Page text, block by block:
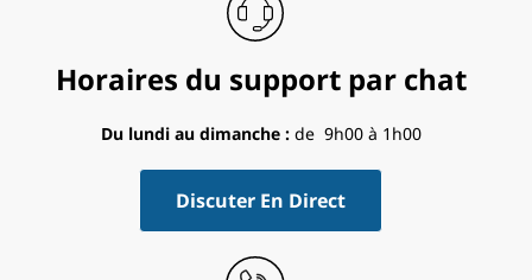
Horaires du support par chat
Du lundi au dimanche : de 9h00 à 1h00
Discuter En Direct